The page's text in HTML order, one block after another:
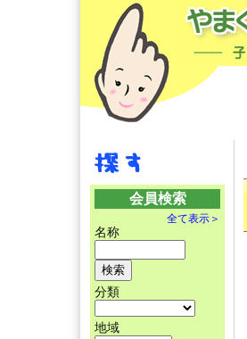
会員検索
全て表示＞
名称
分類
地域